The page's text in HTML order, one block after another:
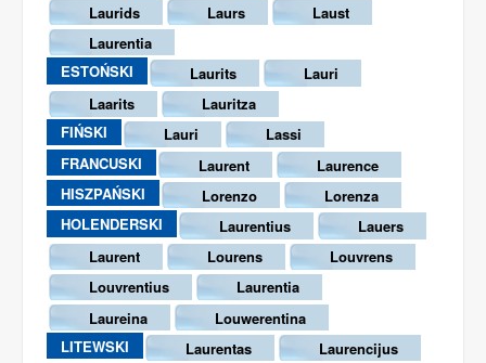
Laurids
Laurs
Laust
Laurentia
ESTOŃSKI
Laurits
Lauri
Laarits
Lauritza
FIŃSKI
Lauri
Lassi
FRANCUSKI
Laurent
Laurence
HISZPAŃSKI
Lorenzo
Lorenza
HOLENDERSKI
Laurentius
Lauers
Laurent
Lourens
Louvrens
Louvrentius
Laurentia
Laureina
Louwerentina
LITEWSKI
Laurentas
Laurencijus